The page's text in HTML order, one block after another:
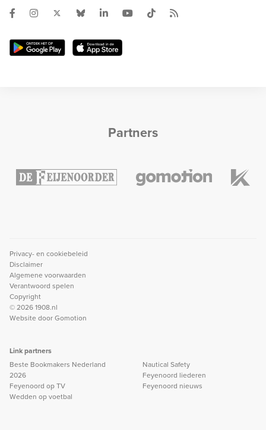
Partners
Privacy- en cookiebeleid
Disclaimer
Algemene voorwaarden
Verantwoord spelen
Copyright
© 2026 1908.nl
Website doorGomotion
Link partners
Beste Bookmakers Nederland
2026
Feyenoord op TV
Wedden op voetbal
Nautical Safety
Feyenoord liederen
Feyenoord nieuws